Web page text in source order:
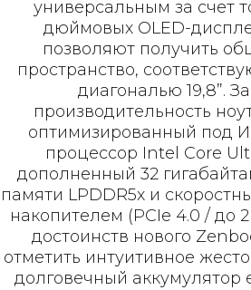
универсальным за счет
дюймовых OLED-
позволяют получить
пространство,
диагональю 19,8”.
производительность
оптимизированный под
процессор Intel Core
дополненный 32
памяти LPDDR5x и
накопителем (PCIe 4.0 / до
достоинств нового
отметить интуитивное
долговечный аккумулятор